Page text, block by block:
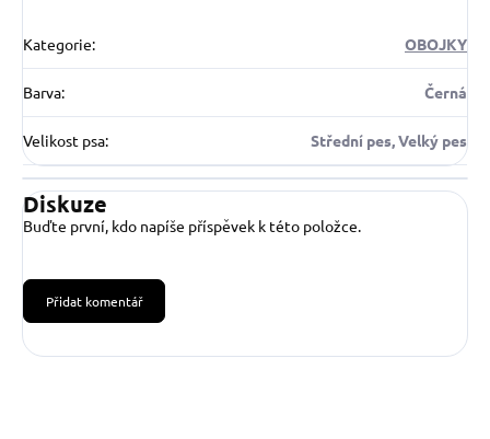
Kategorie: OBOJKY
Barva: Černá
Velikost psa: Střední pes, Velký pes
Diskuze
Buďte první, kdo napíše příspěvek k této položce.
Přidat komentář